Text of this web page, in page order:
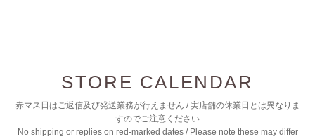
STORE CALENDAR
赤マス日はご返信及び発送業務が行えません / 実店舗の休業日とは異なりま
すのでご注意ください
No shipping or replies on red-marked dates / Please note these may differ